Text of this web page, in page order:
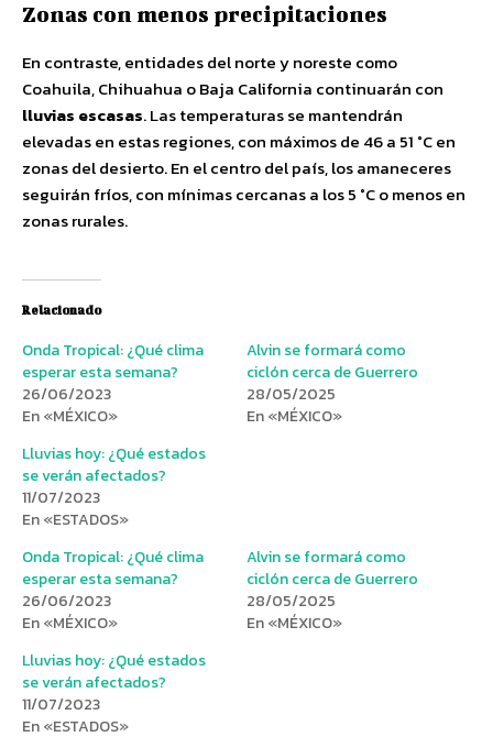
Zonas con menos precipitaciones
En contraste, entidades del norte y noreste como
Coahuila, Chihuahua o Baja California continuarán con
lluvias escasas. Las temperaturas se mantendrán
elevadas en estas regiones, con máximos de 46 a 51 °C en
zonas del desierto. En el centro del país, los amaneceres
seguirán fríos, con mínimas cercanas a los 5 °C o menos en
zonas rurales.
Relacionado
Onda Tropical: ¿Qué clima
esperar esta semana?
26/06/2023
En «MÉXICO»
Alvin se formará como
ciclón cerca de Guerrero
28/05/2025
En «MÉXICO»
Lluvias hoy: ¿Qué estados
se verán afectados?
11/07/2023
En «ESTADOS»
Onda Tropical: ¿Qué clima
esperar esta semana?
26/06/2023
En «MÉXICO»
Alvin se formará como
ciclón cerca de Guerrero
28/05/2025
En «MÉXICO»
Lluvias hoy: ¿Qué estados
se verán afectados?
11/07/2023
En «ESTADOS»